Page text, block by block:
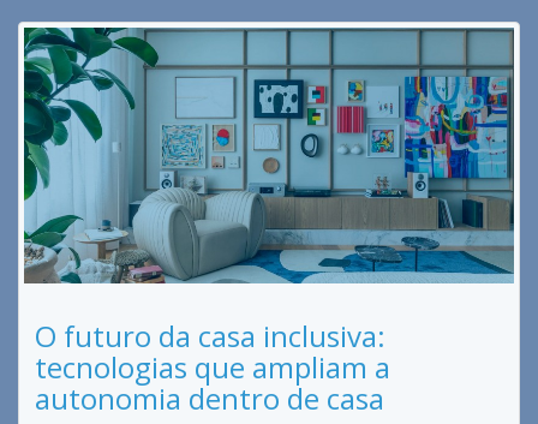
O futuro da casa inclusiva:
tecnologias que ampliam a
autonomia dentro de casa